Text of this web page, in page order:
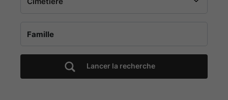
Cimetière
Lancer la recherche